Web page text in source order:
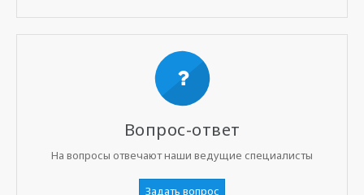
Вопрос-ответ
На вопросы отвечают наши ведущие специалисты
Задать вопрос